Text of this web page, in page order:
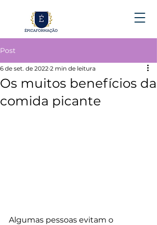
Post
Os muitos benefícios da
comida picante
6 de set. de 2022 2 min de leitura
Algumas pessoas evitam o